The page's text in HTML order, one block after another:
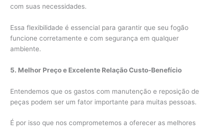
com suas necessidades.
Essa flexibilidade é essencial para garantir que seu fogão
funcione corretamente e com segurança em qualquer
ambiente.
5. Melhor Preço e Excelente Relação Custo-Benefício
Entendemos que os gastos com manutenção e reposição de
peças podem ser um fator importante para muitas pessoas.
É por isso que nos comprometemos a oferecer as melhores